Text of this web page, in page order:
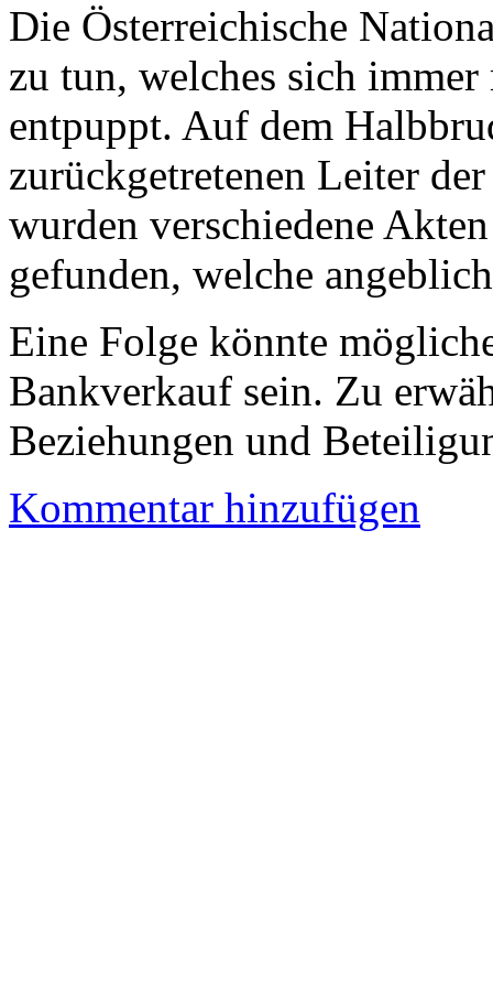
Die Österreichische
zu tun, welches sich
entpuppt. Auf dem
zurückgetretenen Leiter
wurden verschiedene
gefunden, welche
Eine Folge könnte
Bankverkauf sein. Zu
Beziehungen und
Kommentar hinzufügen